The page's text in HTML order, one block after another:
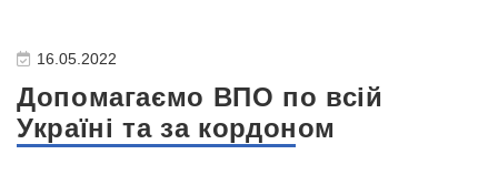
16.05.2022
Допомагаємо ВПО по всій
Україні та за кордоном